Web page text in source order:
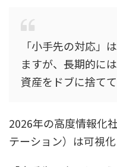
「小手先の対応」
ますが、長期的に
資産をドブに捨て
2026年の高度情報化
テーション）は可視